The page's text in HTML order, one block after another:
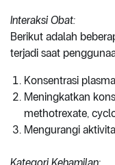
Interaksi Obat:
Berikut adalah
terjadi saat
Konsentrasi
Meningkatkan
methotrexate,
Mengurangi